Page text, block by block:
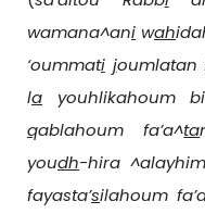
wamana^ani wah
‘oummati joumlatan
la youhlikahoum
qablahoum fa’a^ta
youdh-hira
fayasta’silahoum